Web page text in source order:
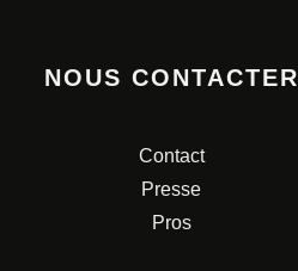
NOUS CONTACTER
Contact
Presse
Pros